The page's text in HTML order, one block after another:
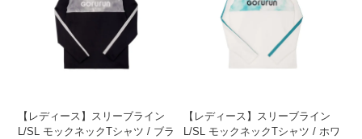
【レディース】スリーブライン
L/SL モックネックTシャツ / ブラ
【レディース】スリーブライン
L/SL モックネックTシャツ / ホワ